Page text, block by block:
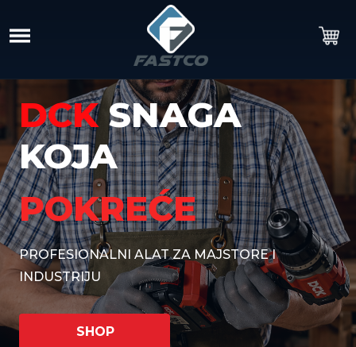
DCKSNAGA
KOJA
POKREĆE
PROFESIONALNI ALAT ZA MAJSTORE I
INDUSTRIJU
SHOP